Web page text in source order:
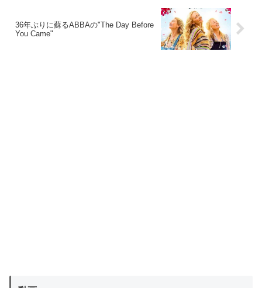
36年ぶりに蘇るABBAの"The Day Before
You Came"